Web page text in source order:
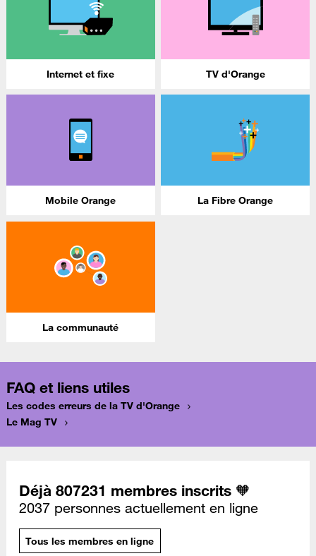
Internet et fixe TV d'Orange
Mobile Orange La Fibre Orange
La communauté
FAQ et liens utiles
Les codes erreurs de la TV d'Orange
Le Mag TV
Déjà 807231 membres inscrits 🧡
2037 personnes actuellement en ligne
Tous les membres en ligne